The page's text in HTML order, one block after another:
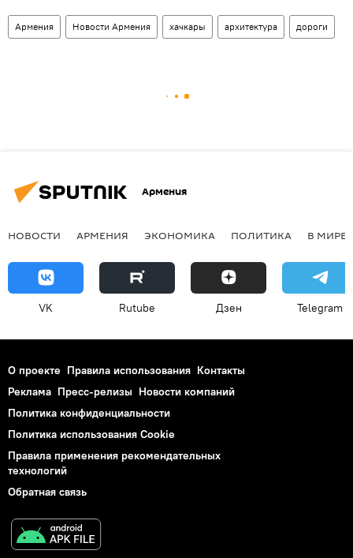
Армения Новости Армения хачкары архитектура дороги
Армения
НОВОСТИ АРМЕНИЯ ЭКОНОМИКА ПОЛИТИКА В МИРЕ
VK Rutube Дзен Telegram
О проекте Правила использования Контакты
Реклама Пресс-релизы Новости компаний
Политика конфиденциальности
Политика использования Cookie
Правила применения рекомендательных
технологий
Обратная связь